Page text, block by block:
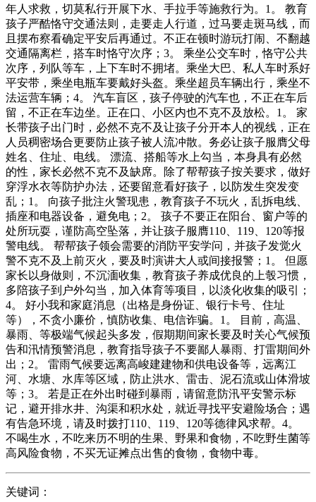
年人求救，切莫私行开展下水、手拉手等施救行为。1。 教育
孩子严酷恪守交通法则，走要走人行道，过马要走斑马线，而
且摆布察看确定平安后再通过。不正在顿时游玩打闹、不翻越
交通隔离栏，搭车时恪守次序；3。 乘坐公交车时，恪守公共
次序，列队等车，上下车时不拥堵。乘坐大巴、私人车时系好
平安带，乘坐电瓶车要戴好头盔。乘坐超员车辆出行，乘坐不
法运营车辆；4。 汽车盲区，孩子停驶的汽车也，不正在车后
留，不正在车边坐。正在口、小区内也不克不及放松。1。 家
长带孩子出门时，必然不克不及让孩子分开本人的视线，正在
人员稠密场合更要防止孩子被人流冲散。务必让孩子服膺父母
姓名、住址、电线。 漂流、搭船等水上勾当，本身具有必然
的性，家长必然不克不及缺席。除了帮帮孩子按关要求，做好
穿浮水衣等防护办法，还要留意看好孩子，以防发生突发变
乱；1。 向孩子批注火警现患，教育孩子不玩火，乱拆电线、
插座和电器设备，避免电；2。 孩子不要正在阳台、窗户等的
处所玩耍，谨防高空坠落，并让孩子服膺110、119、120等报
警电线。 帮帮孩子领会需要的消防平安学问，并孩子发觉火
警不克不及上前灭火，要及时演讲大人或间接报警；1。 但愿
家长以身做则，不沉湎收集，教育孩子养成优良的上彀习惯，
多陪孩子到户外勾当，加入体育等项目，以淡化收集的吸引；
4。 好小我和家庭消息（出格是身份证、银行卡号、住址
等），不贪小廉价，慎防收集、电信诈骗。1。 目前，高温、
暴雨、等极端气候起头多发，假期期间家长要及时关心气候预
告和汛情预警消息，教育指导孩子不要鄙人暴雨、打雷期间外
出；2。 雷雨气候要远离高峻建建物和供电设备等，远离江
河、水塘、水库等区域，防止洪水、雷击、泥石流或山体滑坡
等；3。 若是正在外出时碰到暴雨，请留意防汛平安警示标
记，避开排水井、沟渠和积水处，就近寻找平安避险场合；遇
有告急环境，请及时拨打110、119、120等德律风求帮。4。
不喝生水，不吃来历不明的生果、野果和食物，不吃野生菌等
高风险食物，不买无证摊点出售的食物，食物中毒。
关键词：